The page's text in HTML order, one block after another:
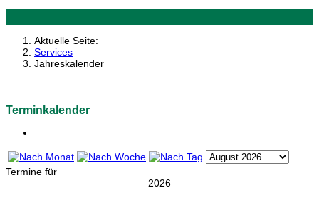
Aktuelle Seite:
Services
Jahreskalender
Terminkalender
Termine für
2026